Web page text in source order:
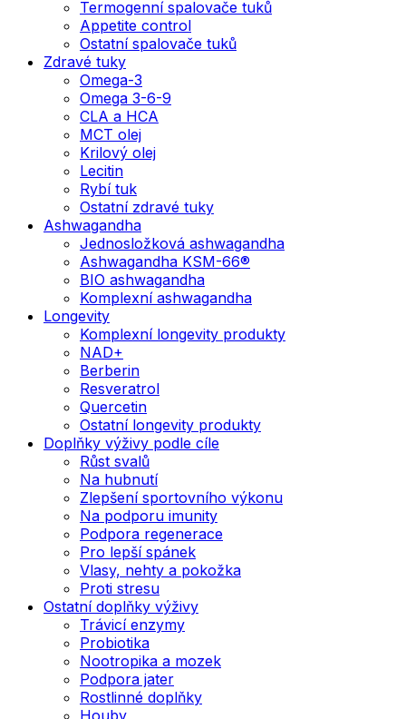
Termogenní spalovače tuků
Appetite control
Ostatní spalovače tuků
Zdravé tuky
Omega-3
Omega 3-6-9
CLA a HCA
MCT olej
Krilový olej
Lecitin
Rybí tuk
Ostatní zdravé tuky
Ashwagandha
Jednosložková ashwagandha
Ashwagandha KSM-66®
BIO ashwagandha
Komplexní ashwagandha
Longevity
Komplexní longevity produkty
NAD+
Berberin
Resveratrol
Quercetin
Ostatní longevity produkty
Doplňky výživy podle cíle
Růst svalů
Na hubnutí
Zlepšení sportovního výkonu
Na podporu imunity
Podpora regenerace
Pro lepší spánek
Vlasy, nehty a pokožka
Proti stresu
Ostatní doplňky výživy
Trávicí enzymy
Probiotika
Nootropika a mozek
Podpora jater
Rostlinné doplňky
Houby